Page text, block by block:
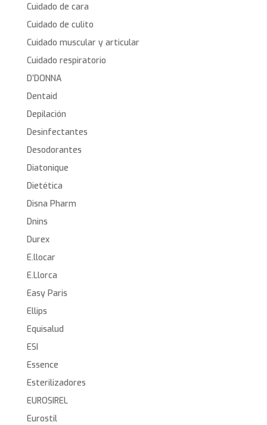
Cuidado de cara
Cuidado de culito
Cuidado muscular y articular
Cuidado respiratorio
D’DONNA
Dentaid
Depilación
Desinfectantes
Desodorantes
Diatonique
Dietética
Disna Pharm
Dnins
Durex
E.llocar
E.Llorca
Easy Paris
Ellips
Equisalud
ESI
Essence
Esterilizadores
EUROSIREL
Eurostil